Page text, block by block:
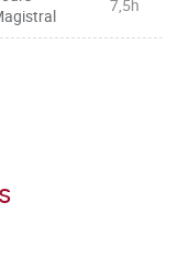
7,5h